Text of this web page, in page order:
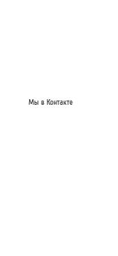
Мы в Контакте